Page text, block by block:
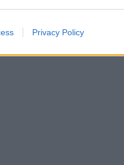
Privacy Policy